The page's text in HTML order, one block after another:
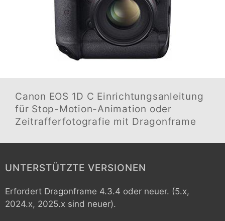
Canon EOS 1D C Einrichtungsanleitung
für Stop-Motion-Animation oder
Zeitrafferfotografie mit Dragonframe
UNTERSTÜTZTE VERSIONEN
Erfordert Dragonframe 4.3.4 oder neuer. (5.x,
2024.x, 2025.x sind neuer).